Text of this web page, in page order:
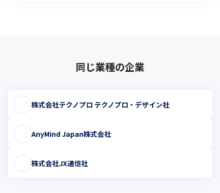
同じ業種の企業
株式会社テクノプロ テクノプロ・デザイン社
AnyMind Japan株式会社
株式会社JX通信社